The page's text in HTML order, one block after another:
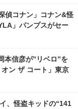
偵コナン」コナン&怪
」パンプスがセー
本信彦が”リベロ”を
ン ザ コート」東京
、怪盗キッドの“141